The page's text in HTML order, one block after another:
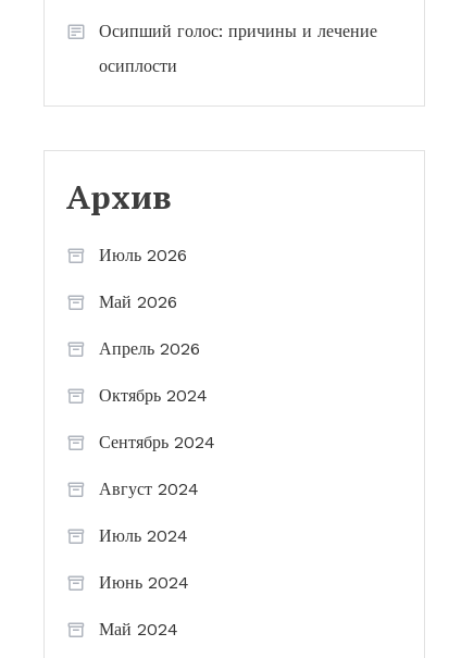
Осипший голос: причины и лечение
осиплости
Архив
Июль 2026
Май 2026
Апрель 2026
Октябрь 2024
Сентябрь 2024
Август 2024
Июль 2024
Июнь 2024
Май 2024